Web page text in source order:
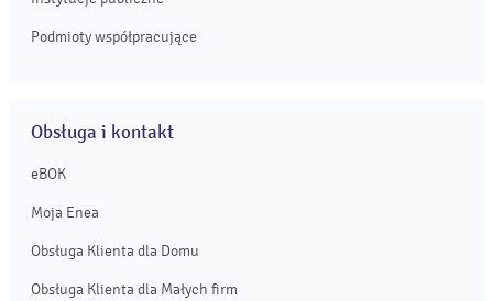
Podmioty współpracujące
Obsługa i kontakt
eBOK
Moja Enea
Obsługa Klienta dla Domu
Obsługa Klienta dla Małych firm